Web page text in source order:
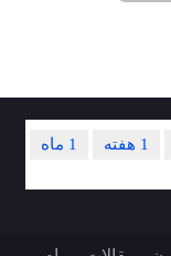
1 ماه 1 هفته